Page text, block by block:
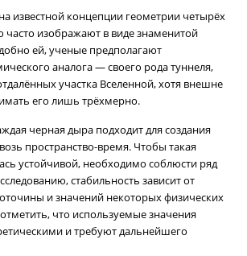
известной концепции геометрии четырёх
часто изображают в виде знаменитой
ей, ученые предполагают
аналога — своего рода туннеля,
участка Вселенной, хотя внешне
его лишь трёхмерно.
черная дыра подходит для создания
пространство-время. Чтобы такая
устойчивой, необходимо соблюсти ряд
стабильность зависит от
и значений некоторых физических
что используемые значения
и требуют дальнейшего